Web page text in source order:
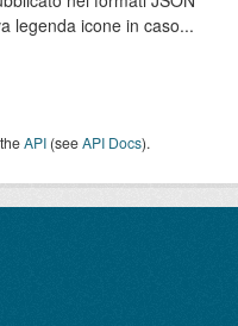
legenda icone in caso...
API (seeAPI Docs).